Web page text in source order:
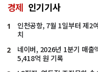
경제 인기기사
1
인천공항, 7월 1일부터 제2
치
2
네이버, 2026년 1분기 매출
5,418억 원 기록